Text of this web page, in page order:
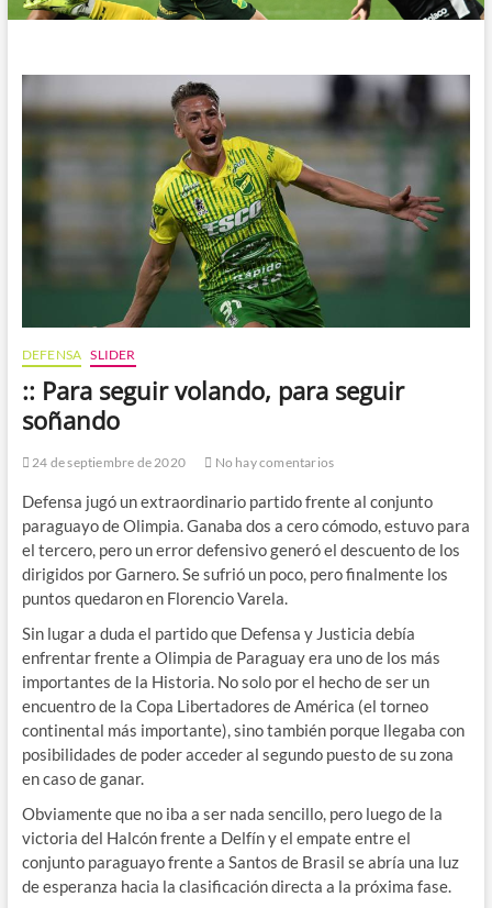
DEFENSA SLIDER
:: Para seguir volando, para seguir
soñando
24 de septiembre de 2020 No hay comentarios
Defensa jugó un extraordinario partido frente al conjunto
paraguayo de Olimpia. Ganaba dos a cero cómodo, estuvo para
el tercero, pero un error defensivo generó el descuento de los
dirigidos por Garnero. Se sufrió un poco, pero finalmente los
puntos quedaron en Florencio Varela.
Sin lugar a duda el partido que Defensa y Justicia debía
enfrentar frente a Olimpia de Paraguay era uno de los más
importantes de la Historia. No solo por el hecho de ser un
encuentro de la Copa Libertadores de América (el torneo
continental más importante), sino también porque llegaba con
posibilidades de poder acceder al segundo puesto de su zona
en caso de ganar.
Obviamente que no iba a ser nada sencillo, pero luego de la
victoria del Halcón frente a Delfín y el empate entre el
conjunto paraguayo frente a Santos de Brasil se abría una luz
de esperanza hacia la clasificación directa a la próxima fase.